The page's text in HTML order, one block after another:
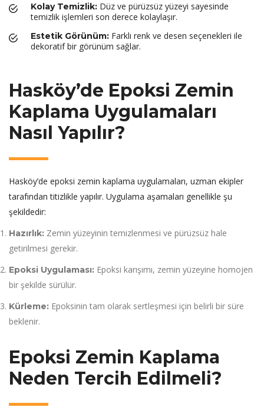
Kolay Temizlik: Düz ve pürüzsüz yüzeyi sayesinde
temizlik işlemleri son derece kolaylaşır.
Estetik Görünüm: Farklı renk ve desen seçenekleri ile
dekoratif bir görünüm sağlar.
Hasköy’de Epoksi Zemin
Kaplama Uygulamaları
Nasıl Yapılır?
Hasköy’de epoksi zemin kaplama uygulamaları, uzman ekipler
tarafından titizlikle yapılır. Uygulama aşamaları genellikle şu
şekildedir:
Hazırlık: Zemin yüzeyinin temizlenmesi ve pürüzsüz hale
getirilmesi gerekir.
Epoksi Uygulaması: Epoksi karışımı, zemin yüzeyine homojen
bir şekilde sürülür.
Kürleme: Epoksinin tam olarak sertleşmesi için belirli bir süre
beklenir.
Epoksi Zemin Kaplama
Neden Tercih Edilmeli?